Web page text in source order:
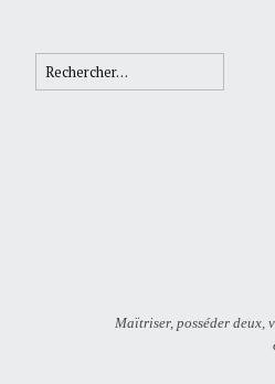
Rechercher :
Maïtriser, posséder deux,